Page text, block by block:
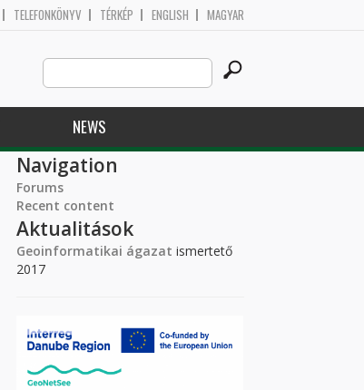
TELEFONKÖNYV TÉRKÉP ENGLISH MAGYAR
Search
this
site
NEWS
Navigation
Forums
Recent content
Aktualitások
Geoinformatikai ágazat ismertető
2017